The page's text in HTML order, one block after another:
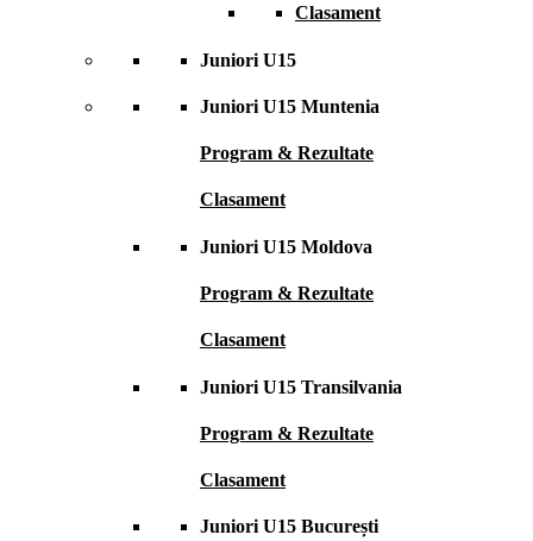
Clasament
Juniori U15
Juniori U15 Muntenia
Program & Rezultate
Clasament
Juniori U15 Moldova
Program & Rezultate
Clasament
Juniori U15 Transilvania
Program & Rezultate
Clasament
Juniori U15 București